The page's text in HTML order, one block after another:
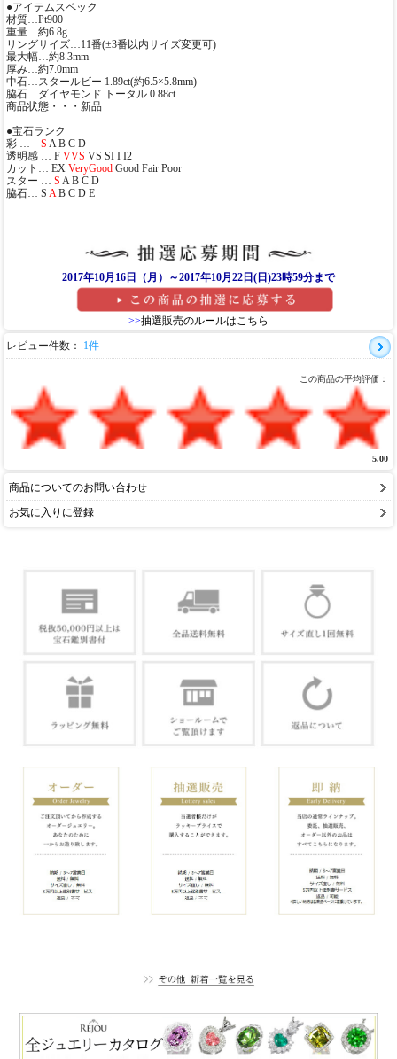
●アイテムスペック
材質…Pt900
重量…約6.8g
リングサイズ…11番(±3番以内サイズ変更可)
最大幅…約8.3mm
厚み…約7.0mm
中石…スタールビー 1.89ct(約6.5×5.8mm)
脇石…ダイヤモンド トータル 0.88ct
商品状態・・・新品
●宝石ランク
彩 … S A B C D
透明感 … F VVS VS SI I I2
カット… EX VeryGood Good Fair Poor
スター … S A B C D
脇石… S AB C D E
2017年10月16日（月）～2017年10月22日(日)23時59分まで
>>抽選販売のルールはこちら
レビュー件数： 1件
この商品の平均評価：
5.00
商品についてのお問い合わせ
お気に入りに登録